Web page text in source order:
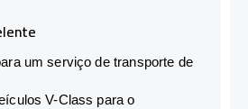
um serviço de transporte de
V-Class para o